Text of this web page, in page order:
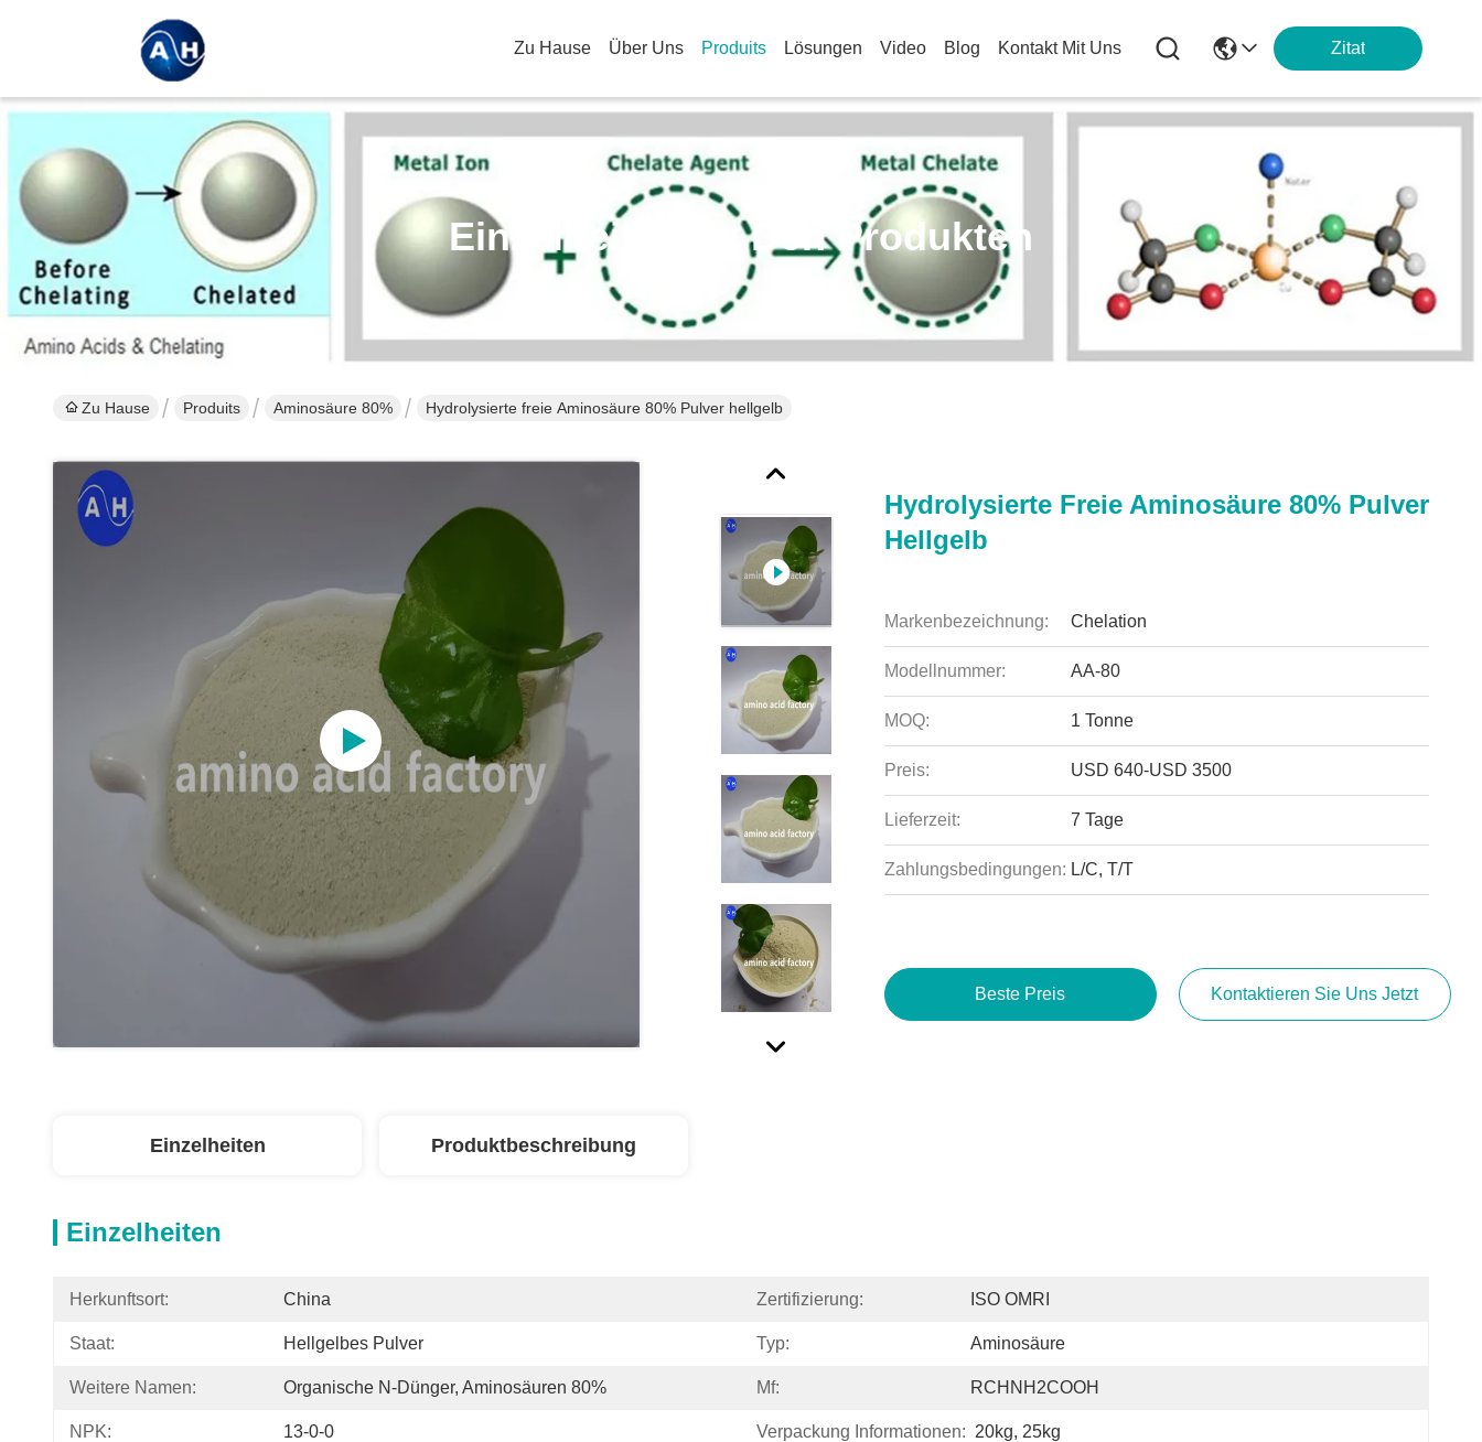
Zu Hause Über Uns Produits Lösungen Video Blog Kontakt Mit Uns Zitat
Einzelheiten Zu Den Produkten
Zu Hause Produits Aminosäure 80% Hydrolysierte freie Aminosäure 80% Pulver hellgelb
Hydrolysierte Freie Aminosäure 80% Pulver
Hellgelb
Markenbezeichnung: Chelation
Modellnummer: AA-80
MOQ: 1 Tonne
Preis: USD 640-USD 3500
Lieferzeit: 7 Tage
Zahlungsbedingungen: L/C, T/T
Beste Preis Kontaktieren Sie Uns Jetzt
Einzelheiten Produktbeschreibung
Einzelheiten
Herkunftsort: China Zertifizierung: ISO OMRI
Staat: Hellgelbes Pulver Typ: Aminosäure
Weitere Namen: Organische N-Dünger, Aminosäuren 80% Mf: RCHNH2COOH
NPK: 13-0-0 Verpackung Informationen: 20kg, 25kg